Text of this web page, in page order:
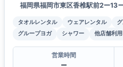
福岡県福岡市東区香椎駅前2ー13
タオルレンタル ウェアレンタル
グループヨガ
シャワー 他店舗利用
営業時間
ー